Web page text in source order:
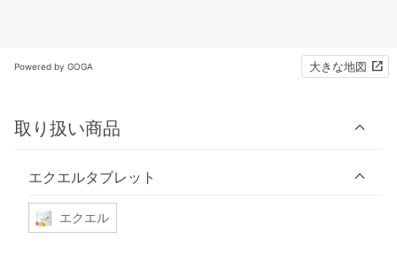
Powered by GOGA 大きな地図
取り扱い商品
エクエルタブレット
エクエル